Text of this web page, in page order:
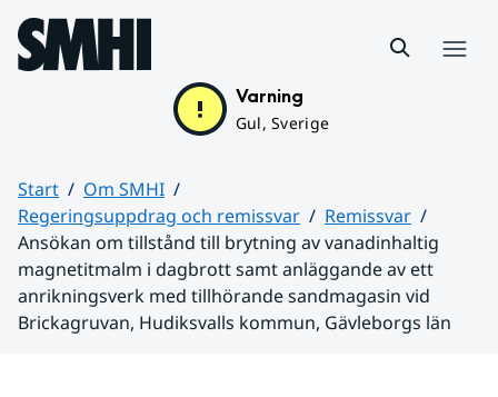
Hoppa till sidans innehåll
Varning
Gul, Sverige
Start
Om SMHI
Regeringsuppdrag och remissvar
Remissvar
Ansökan om tillstånd till brytning av vanadinhaltig
magnetitmalm i dagbrott samt anläggande av ett
anrikningsverk med tillhörande sandmagasin vid
Brickagruvan, Hudiksvalls kommun, Gävleborgs län